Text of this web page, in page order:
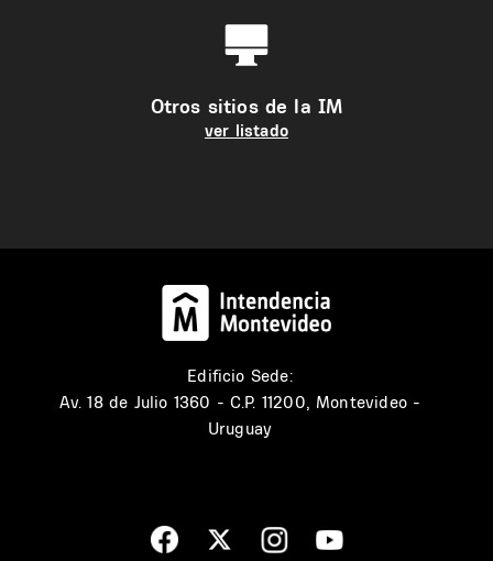
Otros sitios de la IM
ver listado
Edificio Sede:
Av. 18 de Julio 1360 - C.P. 11200, Montevideo -
Uruguay